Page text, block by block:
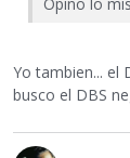
Yo tambien... el
busco el DBS